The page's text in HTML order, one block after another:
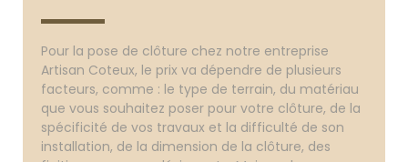
Pour la pose de clôture chez notre entreprise
Artisan Coteux, le prix va dépendre de plusieurs
facteurs, comme : le type de terrain, du matériau
que vous souhaitez poser pour votre clôture, de la
spécificité de vos travaux et la difficulté de son
installation, de la dimension de la clôture, des